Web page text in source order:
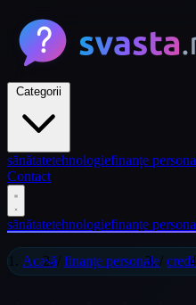
sănătatetehnologiefinanțe
Contact
sănătatetehnologiefinanțe
Acasă/ finanțe personale/